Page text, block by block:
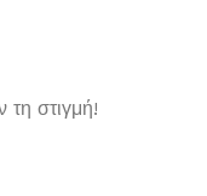
τη στιγμή!